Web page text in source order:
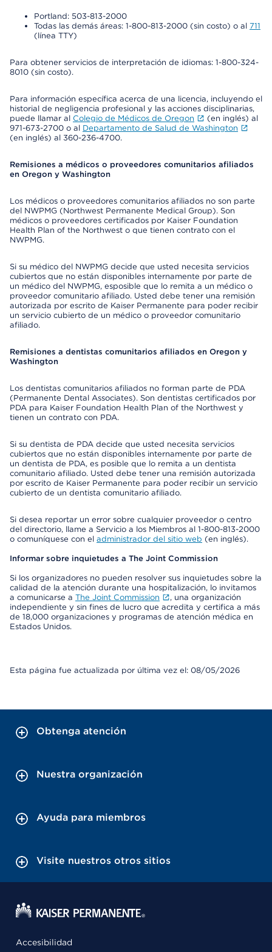
Portland: 503-813-2000
Todas las demás áreas: 1-800-813-2000 (sin costo) o al 711
(línea TTY)
Para obtener servicios de interpretación de idiomas: 1-800-324-
8010 (sin costo).
Para información específica acerca de una licencia, incluyendo el
historial de negligencia profesional y las acciones disciplinarias,
puede llamar al Colegio de Médicos de Oregon
(en inglés) al
971-673-2700 o al Departamento de Salud de Washington
(en inglés) al 360-236-4700.
Remisiones a médicos o proveedores comunitarios afiliados
en Oregon y Washington
Los médicos o proveedores comunitarios afiliados no son parte
del NWPMG (Northwest Permanente Medical Group). Son
médicos o proveedores certificados por Kaiser Foundation
Health Plan of the Northwest o que tienen contrato con el
NWPMG.
Si su médico del NWPMG decide que usted necesita servicios
cubiertos que no están disponibles internamente por parte de
un médico del NWPMG, esposible que lo remita a un médico o
proveedor comunitario afiliado. Usted debe tener una remisión
autorizada por escrito de Kaiser Permanente para poder recibir
un servicio cubierto de un médico o proveedor comunitario
afiliado.
Remisiones a dentistas comunitarios afiliados en Oregon y
Washington
Los dentistas comunitarios afiliados no forman parte de PDA
(Permanente Dental Associates). Son dentistas certificados por
PDA para Kaiser Foundation Health Plan of the Northwest y
tienen un contrato con PDA.
Si su dentista de PDA decide que usted necesita servicios
cubiertos que no están disponibles internamente por parte de
un dentista de PDA, es posible que lo remita a un dentista
comunitario afiliado. Usted debe tener una remisión autorizada
por escrito de Kaiser Permanente para poder recibir un servicio
cubierto de un dentista comunitario afiliado.
Si desea reportar un error sobre cualquier proveedor o centro
del directorio, llame a Servicio a los Miembros al 1-800-813-2000
o comuníquese con el administrador del sitio web (en inglés).
Informar sobre inquietudes a The Joint Commission
Si los organizadores no pueden resolver sus inquietudes sobre la
calidad de la atención durante una hospitalización, lo invitamos
a comunicarse a The Joint Commission
, una organización
independiente y sin fines de lucro que acredita y certifica a más
de 18,000 organizaciones y programas de atención médica en
Estados Unidos.
Esta página fue actualizada por última vez el: 08/05/2026
Obtenga atención
Nuestra organización
Ayuda para miembros
Visite nuestros otros sitios
Accesibilidad